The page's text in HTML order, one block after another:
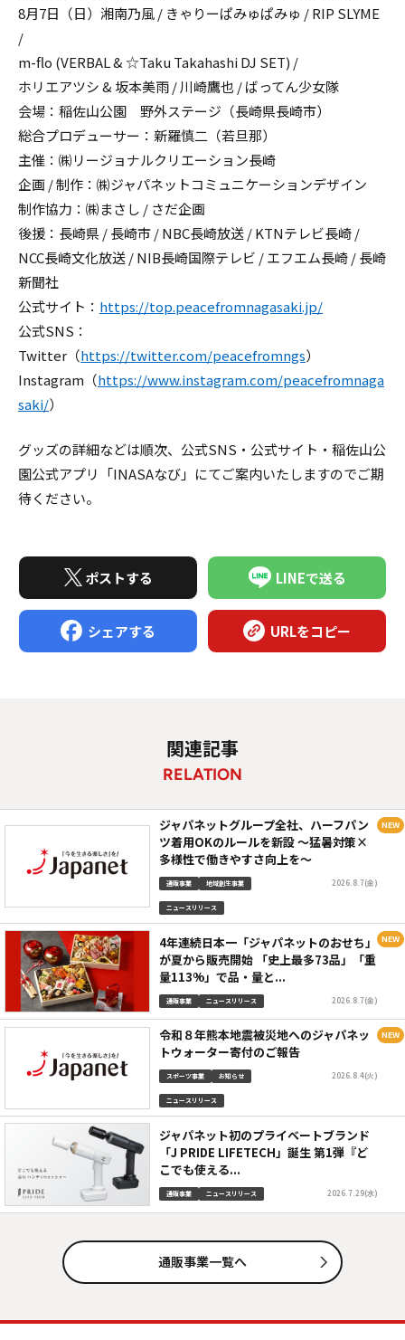
8月7日（日）湘南乃風 / きゃりーぱみゅぱみゅ / RIP SLYME
/
m-flo (VERBAL & ☆Taku Takahashi DJ SET) /
ホリエアツシ & 坂本美雨 / 川崎鷹也 / ばってん少女隊
会場：稲佐山公園 野外ステージ（長崎県長崎市）
総合プロデューサー：新羅慎二（若旦那）
主催：㈱リージョナルクリエーション長崎
企画 / 制作：㈱ジャパネットコミュニケーションデザイン
制作協力：㈱まさし / さだ企画
後援：長崎県 / 長崎市 / NBC長崎放送 / KTNテレビ長崎 /
NCC長崎文化放送 / NIB長崎国際テレビ / エフエム長崎 / 長崎
新聞社
公式サイト： https://top.peacefromnagasaki.jp/
公式SNS：
Twitter（https://twitter.com/peacefromngs）
Instagram（https://www.instagram.com/peacefromnaga
saki/）
グッズの詳細などは順次、公式SNS・公式サイト・稲佐山公
園公式アプリ「INASAなび」にてご案内いたしますのでご期
待ください。
ポストする LINEで送る
シェアする URLをコピー
関連記事
RELATION
ジャパネットグループ全社、ハーフパン
ツ着用OKのルールを新設 ～猛暑対策×
多様性で働きやすさ向上を～
通販事業 地域創生事業
ニュースリリース
2026.8.7(金)
4年連続日本一「ジャパネットのおせち」
が夏から販売開始 「史上最多73品」「重
量113%」で品・量と...
通販事業 ニュースリリース 2026.8.7(金)
令和８年熊本地震被災地へのジャパネッ
トウォーター寄付のご報告
スポーツ事業 お知らせ
ニュースリリース
2026.8.4(火)
ジャパネット初のプライベートブランド
「J PRIDE LIFETECH」誕生 第1弾『ど
こでも使える...
通販事業 ニュースリリース 2026.7.29(水)
通販事業一覧へ